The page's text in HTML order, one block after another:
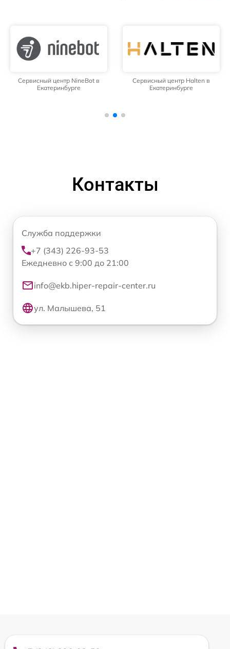
Сервисный центр NineBot в
Екатеринбурге
Сервисный центр Halten в
Екатеринбурге
Контакты
Служба поддержки
+7 (343) 226-93-53
Ежедневно с 9:00 до 21:00
info@ekb.hiper-repair-center.ru
ул. Малышева, 51